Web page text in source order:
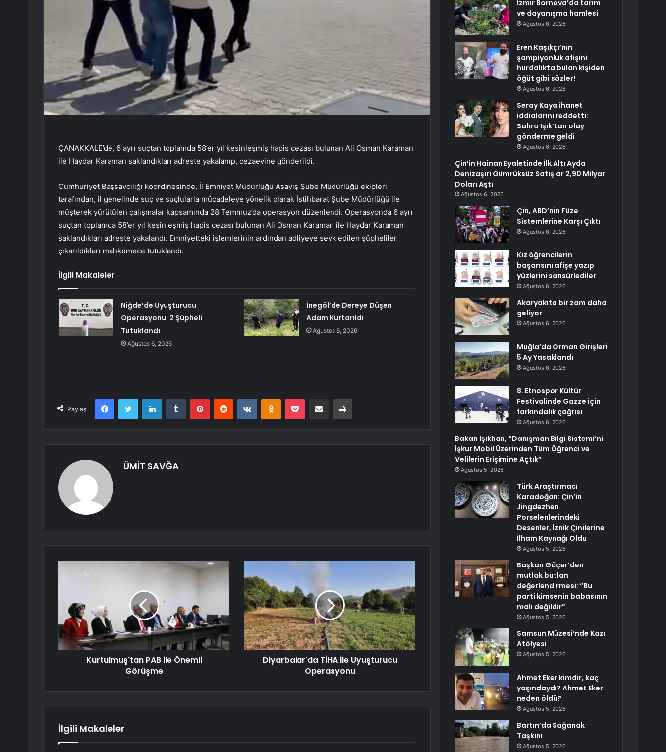
ÇANAKKALE’de, 6 ayrı suçtan toplamda 58’er yıl kesinleşmiş hapis cezası bulunan Ali Osman Karaman
ile Haydar Karaman saklandıkları adreste yakalanıp, cezaevine gönderildi.
Cumhuriyet Başsavcılığı koordinesinde, İl Emniyet Müdürlüğü Asayiş Şube Müdürlüğü ekipleri
tarafından, il genelinde suç ve suçlularla mücadeleye yönelik olarak İstihbarat Şube Müdürlüğü ile
müşterek yürütülen çalışmalar kapsamında 28 Temmuz’da operasyon düzenlendi. Operasyonda 6 ayrı
suçtan toplamda 58’er yıl kesinleşmiş hapis cezası bulunan Ali Osman Karaman ile Haydar Karaman
saklandıkları adreste yakalandı. Emniyetteki işlemlerinin ardından adliyeye sevk edilen şüpheliler
çıkarıldıkları mahkemece tutuklandı.
İlgili Makaleler
Niğde’de Uyuşturucu
Operasyonu: 2 Şüpheli
Tutuklandı
Ağustos 6, 2026
İnegöl’de Dereye Düşen
Adam Kurtarıldı
Ağustos 6, 2026
Paylaş
FacebookTwitter LinkedInTumblr PinterestReddit VKontakteOdnoklassniki
Pocket E-Posta ile paylaş Yazdır
ÜMİT SAVĞA
Kurtulmuş'tan PAB ile Önemli
Görüşme
Diyarbakır'da TİHA İle Uyuşturucu
Operasyonu
İlgili Makaleler
İzmir Bornova’da tarım
ve dayanışma hamlesi
Ağustos 6, 2026
Eren Kaşıkçı’nın
şampiyonluk afişini
hurdalıkta bulan kişiden
öğüt gibi sözler!
Ağustos 6, 2026
Seray Kaya ihanet
iddialarını reddetti:
Sahra Işık’tan olay
gönderme geldi
Ağustos 6, 2026
Çin’in Hainan Eyaletinde İlk Altı Ayda
Denizaşırı Gümrüksüz Satışlar 2,90 Milyar
Doları Aştı
Ağustos 6, 2026
Çin, ABD’nin Füze
Sistemlerine Karşı Çıktı
Ağustos 6, 2026
Kız öğrencilerin
başarısını afişe yazıp
yüzlerini sansürlediler
Ağustos 6, 2026
Akaryakıta bir zam daha
geliyor
Ağustos 6, 2026
Muğla’da Orman Girişleri
5 Ay Yasaklandı
Ağustos 6, 2026
8. Etnospor Kültür
Festivalinde Gazze için
farkındalık çağrısı
Ağustos 6, 2026
Bakan Işıkhan, “Danışman Bilgi Sistemi’ni
İşkur Mobil Üzerinden Tüm Öğrenci ve
Velilerin Erişimine Açtık”
Ağustos 5, 2026
Türk Araştırmacı
Karadoğan: Çin’in
Jingdezhen
Porselenlerindeki
Desenler, İznik Çinilerine
İlham Kaynağı Oldu
Ağustos 5, 2026
Başkan Göçer’den
mutlak butlan
değerlendirmesi: “Bu
parti kimsenin babasının
malı değildir”
Ağustos 5, 2026
Samsun Müzesi’nde Kazı
Atölyesi
Ağustos 5, 2026
Ahmet Eker kimdir, kaç
yaşındaydı? Ahmet Eker
neden öldü?
Ağustos 5, 2026
Bartın’da Sağanak
Taşkını
Ağustos 5, 2026